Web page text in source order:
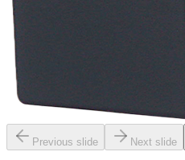
Previous slide Next slide